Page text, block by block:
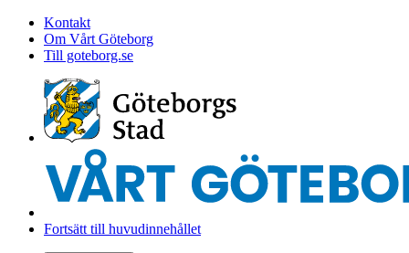
Kontakt
Om Vårt Göteborg
Till goteborg.se
Fortsätt till huvudinnehållet